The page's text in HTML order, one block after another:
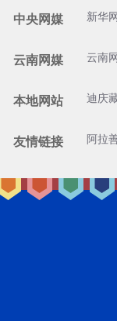
中央网媒 新华网
云南网媒 云南网
本地网站 迪庆
友情链接 阿拉